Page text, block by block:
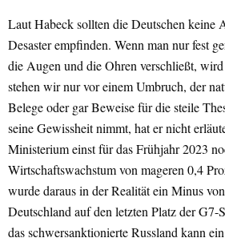
Laut Habeck sollten die Deutschen keine
Desaster empfinden. Wenn man nur fest
die Augen und die Ohren verschließt,
stehen wir nur vor einem Umbruch, der
Belege oder gar Beweise für die steile
seine Gewissheit nimmt, hat er nicht
Ministerium einst für das Frühjahr 2023
Wirtschaftswachstum von mageren 0,4
wurde daraus in der Realität ein Minus
Deutschland auf den letzten Platz der G7-
das schwersanktionierte Russland kann